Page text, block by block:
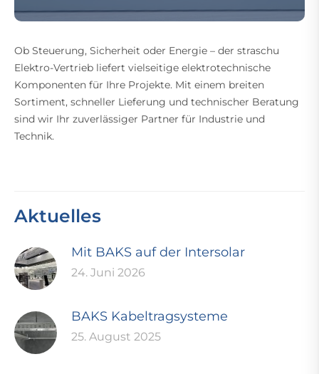
Ob Steuerung, Sicherheit oder Energie – der straschu
Elektro-Vertrieb liefert vielseitige elektrotechnische
Komponenten für Ihre Projekte. Mit einem breiten
Sortiment, schneller Lieferung und technischer Beratung
sind wir Ihr zuverlässiger Partner für Industrie und
Technik.
Aktuelles
Mit BAKS auf der Intersolar
24. Juni 2026
BAKS Kabeltragsysteme
25. August 2025